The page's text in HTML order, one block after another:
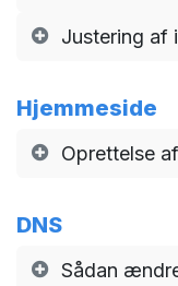
Justering af
Hjemmeside
Oprettelse
DNS
Sådan